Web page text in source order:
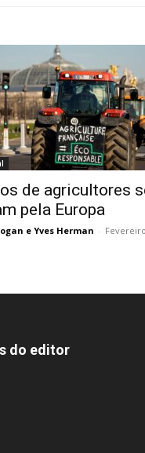
de agricultores
pela Europa
e Yves Herman -
do editor